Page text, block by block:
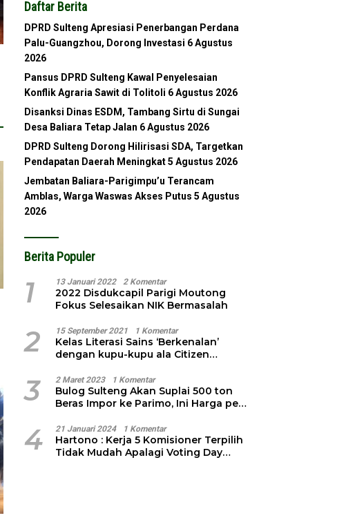
Daftar Berita
DPRD Sulteng Apresiasi Penerbangan Perdana
Palu-Guangzhou, Dorong Investasi 6 Agustus
2026
Pansus DPRD Sulteng Kawal Penyelesaian
Konflik Agraria Sawit di Tolitoli 6 Agustus 2026
Disanksi Dinas ESDM, Tambang Sirtu di Sungai
Desa Baliara Tetap Jalan 6 Agustus 2026
DPRD Sulteng Dorong Hilirisasi SDA, Targetkan
Pendapatan Daerah Meningkat 5 Agustus 2026
Jembatan Baliara-Parigimpu’u Terancam
Amblas, Warga Waswas Akses Putus 5 Agustus
2026
Berita Populer
1 13 Januari 2022 2 Komentar
2022 Disdukcapil Parigi Moutong
Fokus Selesaikan NIK Bermasalah
2 15 September 2021 1 Komentar
Kelas Literasi Sains ‘Berkenalan’
dengan kupu-kupu ala Citizen
3 2 Maret 2023 1 Komentar
Bulog Sulteng Akan Suplai 500 ton
Beras Impor ke Parimo, Ini Harga per
4 21 Januari 2024 1 Komentar
Hartono : Kerja 5 Komisioner Terpilih
Tidak Mudah Apalagi Voting Day